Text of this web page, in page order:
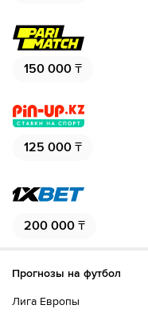
150 000 ₸
125 000 ₸
200 000 ₸
Прогнозы на футбол
Лига Европы